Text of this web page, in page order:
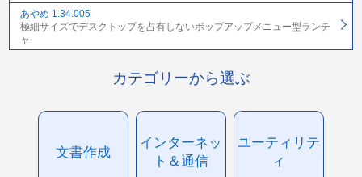
あやめ 1.34.005
極細サイズでデスクトップを占有しないポップアップメニュー型ランチ
ャ
カテゴリーから選ぶ
文書作成
インターネッ
ト＆通信
ユーティリテ
ィ